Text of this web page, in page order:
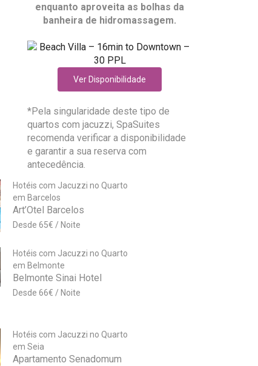
enquanto aproveita as bolhas da
banheira de hidromassagem.
Ver Disponibilidade
*Pela singularidade deste tipo de
quartos com jacuzzi, SpaSuites
recomenda verificar a disponibilidade
e garantir a sua reserva com
antecedência.
Hotéis com Jacuzzi no Quarto
em Barcelos
Art’Otel Barcelos
65€
Hotéis com Jacuzzi no Quarto
em Belmonte
Belmonte Sinai Hotel
66€
Hotéis com Jacuzzi no Quarto
em Seia
Apartamento Senadomum